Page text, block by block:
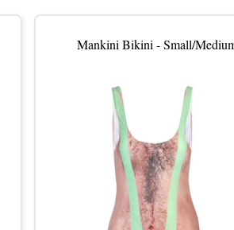
Mankini Bikini - Small/